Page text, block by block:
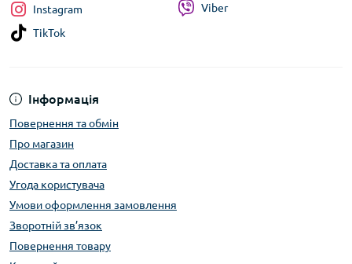
Інформація
Повернення та обмін
Про магазин
Доставка та оплата
Угода користувача
Умови оформлення замовлення
Зворотній зв’язок
Повернення товару
Instagram
TikTok
Viber